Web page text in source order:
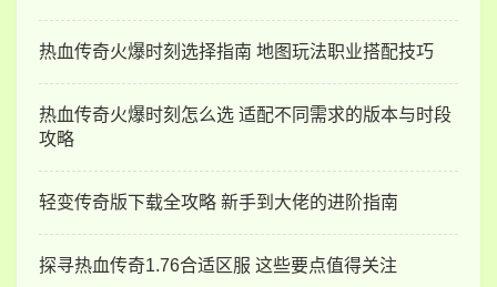
热血传奇火爆时刻选择指南 地图玩法职业搭配技巧
热血传奇火爆时刻怎么选 适配不同需求的版本与时段
攻略
轻变传奇版下载全攻略 新手到大佬的进阶指南
探寻热血传奇1.76合适区服 这些要点值得关注